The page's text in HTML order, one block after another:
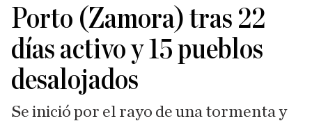
Porto (Zamora) tras 22
días activo y 15 pueblos
desalojados
Se inició por el rayo de una tormenta y